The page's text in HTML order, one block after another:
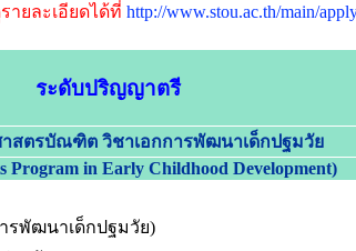
ายละเอียดได้ที่ http://www.stou.ac.th/main/
ระดับปริญญาตรี
สตรบัณฑิต วิชาเอกการพัฒนาเด็กปฐมวัย
Program in Early Childhood Development)
พัฒนาเด็กปฐมวัย)